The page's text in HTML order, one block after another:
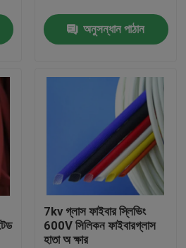
অনুসন্ধান পাঠান
7kv গ্লাস ফাইবার স্লিভিং
600V সিলিকন ফাইবারগ্লাস
হাতা অ ক্ষার